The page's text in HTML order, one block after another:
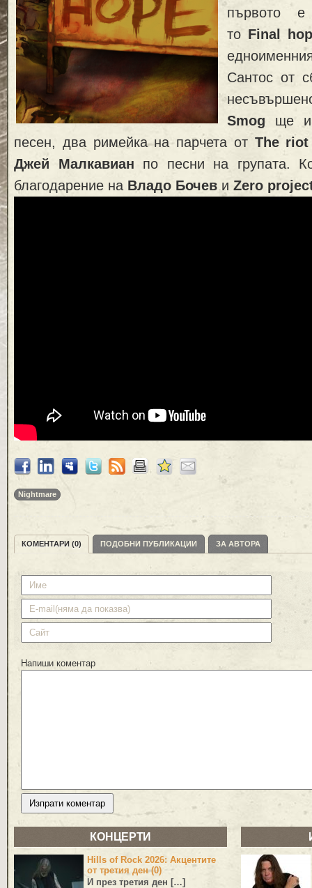
първото
то Final
Сантос от
Smog ще
песен, два римейка на парчета от The riot
Джей Малкавиан по песни на групата.
благодарение на Владо Бочеви Zero
Nightmare
КОМЕНТАРИ (0) ПОДОБНИ ПУБЛИКАЦИИ ЗА АВТОРА
Напиши коментар
КОНЦЕРТИ
Hills of Rock 2026: Акцентите
от третия ден (0)
И през третия ден […]